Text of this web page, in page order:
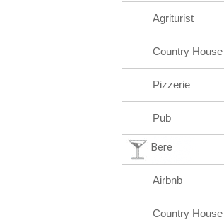
Agriturist
Country House
Pizzerie
Pub
Bere
Airbnb
Country House